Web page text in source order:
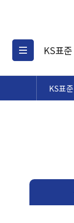
KS표준
KS표준검색
해외표준검색
KS표준